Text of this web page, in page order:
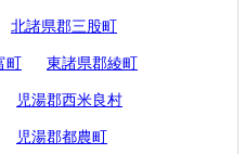
北諸県郡三股町
町 東諸県郡綾町
児湯郡西米良村
児湯郡都農町